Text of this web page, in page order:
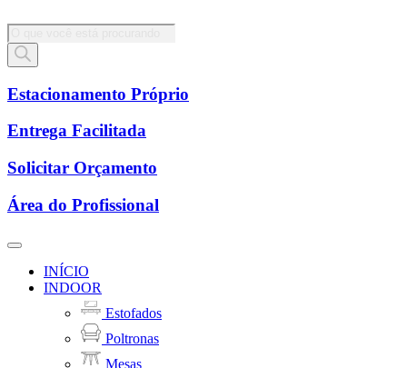
Pesquisar
produtos
Estacionamento Próprio
Entrega Facilitada
Solicitar Orçamento
Área do Profissional
INÍCIO
INDOOR
Estofados
Poltronas
Mesas